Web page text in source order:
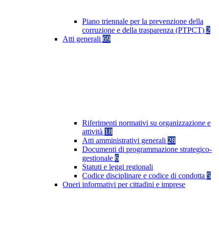
Piano triennale per la prevenzione della
corruzione e della trasparenza (PTPCT) 2
Atti generali 69
Riferimenti normativi su organizzazione e
attività 18
Atti amministrativi generali 28
Documenti di programmazione strategico-
gestionale 6
Statuti e leggi regionali
Codice disciplinare e codice di condotta 5
Oneri informativi per cittadini e imprese